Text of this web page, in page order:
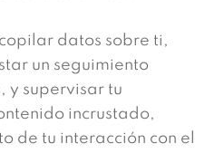
datos sobre ti,
un seguimiento
y supervisar tu
incrustado,
de tu interacción con el